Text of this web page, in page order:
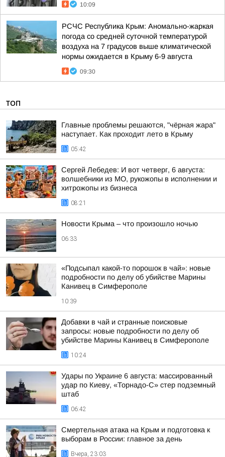
10:09
РСЧС Республика Крым: Аномально-жаркая
погода со средней суточной температурой
воздуха на 7 градусов выше климатической
нормы ожидается в Крыму 6-9 августа
09:30
ТОП
Главные проблемы решаются, "чёрная жара"
наступает. Как проходит лето в Крыму
05:42
Сергей Лебедев: И вот четверг, 6 августа:
волшебники из МО, рукожопы в исполнении и
хитрожопы из бизнеса
08:21
Новости Крыма – что произошло ночью
06:33
«Подсыпал какой-то порошок в чай»: новые
подробности по делу об убийстве Марины
Канивец в Симферополе
10:39
Добавки в чай и странные поисковые
запросы: новые подробности по делу об
убийстве Марины Канивец в Симферополе
10:24
Удары по Украине 6 августа: массированный
удар по Киеву, «Торнадо-С» стер подземный
штаб
06:42
Смертельная атака на Крым и подготовка к
выборам в России: главное за день
Вчера, 23:03